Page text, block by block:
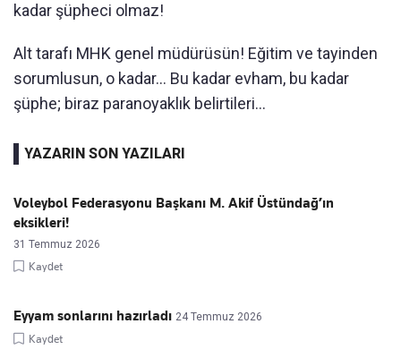
kadar şüpheci olmaz!
Alt tarafı MHK genel müdürüsün! Eğitim ve tayinden
sorumlusun, o kadar... Bu kadar evham, bu kadar
şüphe; biraz paranoyaklık belirtileri...
YAZARIN SON YAZILARI
Voleybol Federasyonu Başkanı M. Akif Üstündağ’ın
eksikleri!
31 Temmuz 2026
Kaydet
Eyyam sonlarını hazırladı 24 Temmuz 2026
Kaydet